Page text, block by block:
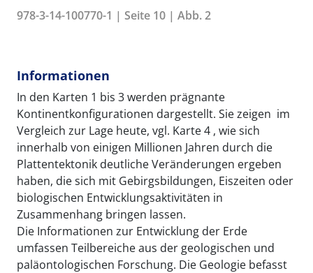
978-3-14-100770-1 | Seite 10 | Abb. 2
Informationen
In den Karten 1 bis 3 werden prägnante
Kontinentkonfigurationen dargestellt. Sie zeigen  im
Vergleich zur Lage heute, vgl. Karte 4 , wie sich
innerhalb von einigen Millionen Jahren durch die
Plattentektonik deutliche Veränderungen ergeben
haben, die sich mit Gebirgsbildungen, Eiszeiten oder
biologischen Entwicklungsaktivitäten in
Zusammenhang bringen lassen.
Die Informationen zur Entwicklung der Erde
umfassen Teilbereiche aus der geologischen und
paläontologischen Forschung. Die Geologie befasst